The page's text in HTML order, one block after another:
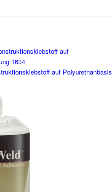
auf Polyurethanbasis